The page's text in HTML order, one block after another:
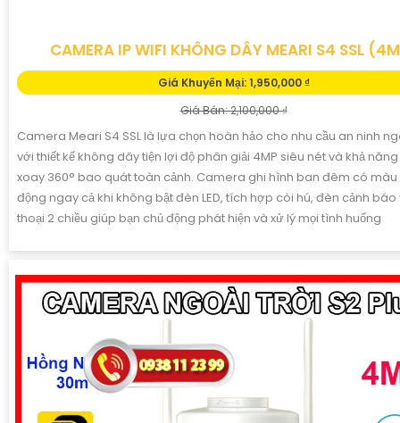
CAMERA IP WIFI KHÔNG DÂY MEARI S4 SSL
Giá Khuyến Mại: 1,950,000 ₫
Giá Bán: 2,100,000 ₫
Camera Meari S4 SSL là lựa chọn hoàn hảo cho nhu cầu an ninh
với thiết kế không dây tiện lợi độ phân giải 4MP siêu nét và khả
xoay 360° bao quát toàn cảnh. Camera ghi hình ban đêm có màu
động ngay cả khi không bật đèn LED, tích hợp còi hú, đèn cảnh
thoại 2 chiều giúp bạn chủ động phát hiện và xử lý mọi tình huống